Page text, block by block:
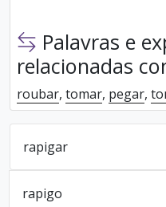
Palavras e
relacionadas
roubar, tomar, pegar,
rapigar
rapigo